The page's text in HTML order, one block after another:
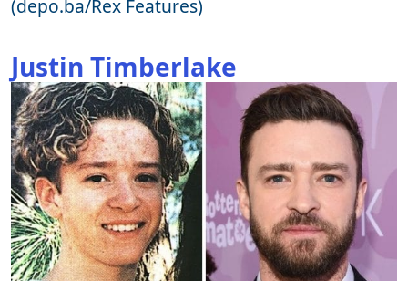
(depo.ba/Rex Features)
Justin Timberlake